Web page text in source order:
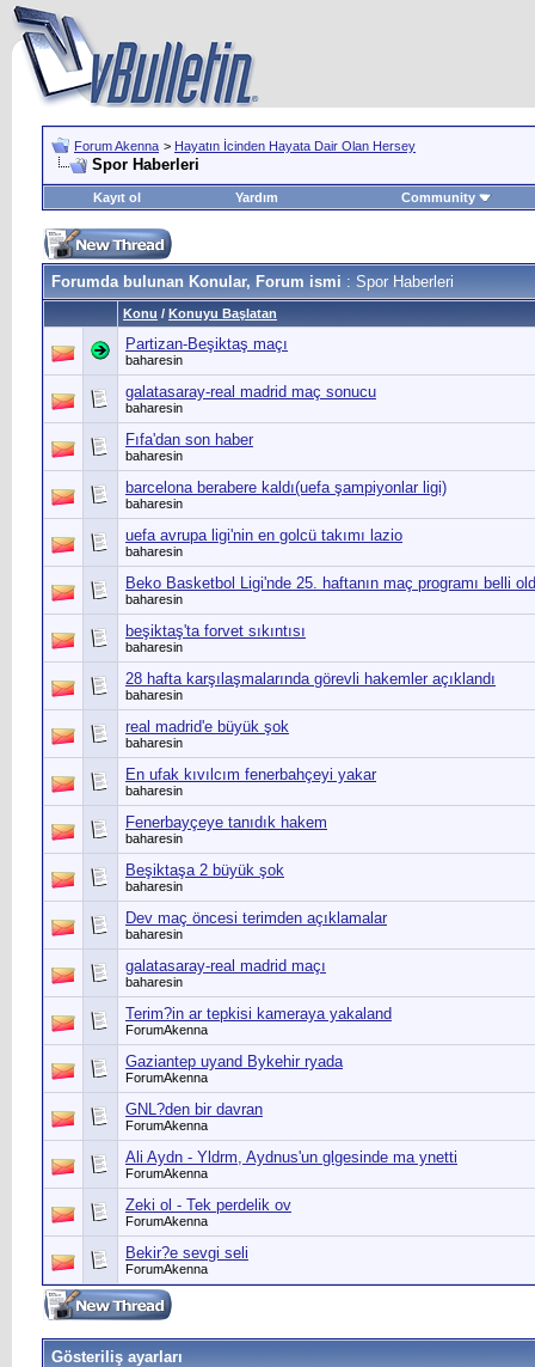
Forum Akenna > Hayatın İcinden Hayata Dair Olan Hersey
Spor Haberleri
Kayıt ol Yardım Community
Forumda bulunan Konular, Forum ismi : Spor Haberleri
Konu / Konuyu Başlatan
Partizan-Beşiktaş maçı
baharesin
galatasaray-real madrid maç sonucu
baharesin
Fıfa'dan son haber
baharesin
barcelona berabere kaldı(uefa şampiyonlar ligi)
baharesin
uefa avrupa ligi'nin en golcü takımı lazio
baharesin
Beko Basketbol Ligi'nde 25. haftanın maç programı belli
baharesin
beşiktaş'ta forvet sıkıntısı
baharesin
28 hafta karşılaşmalarında görevli hakemler açıklandı
baharesin
real madrid'e büyük şok
baharesin
En ufak kıvılcım fenerbahçeyi yakar
baharesin
Fenerbayçeye tanıdık hakem
baharesin
Beşiktaşa 2 büyük şok
baharesin
Dev maç öncesi terimden açıklamalar
baharesin
galatasaray-real madrid maçı
baharesin
Terim?in ar tepkisi kameraya yakaland
ForumAkenna
Gaziantep uyand Bykehir ryada
ForumAkenna
GNL?den bir davran
ForumAkenna
Ali Aydn - Yldrm, Aydnus'un glgesinde ma ynetti
ForumAkenna
Zeki ol - Tek perdelik ov
ForumAkenna
Bekir?e sevgi seli
ForumAkenna
Gösteriliş ayarları